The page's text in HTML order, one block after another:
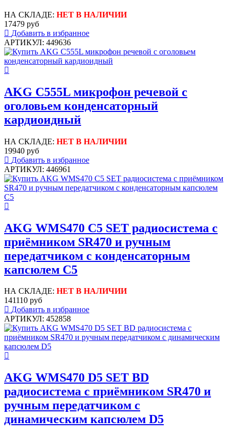
НА СКЛАДЕ: НЕТ В НАЛИЧИИ
17479 руб
Добавить в избранное
АРТИКУЛ: 449636
AKG C555L микрофон речевой с
оголовьем конденсаторный
кардиоидный
НА СКЛАДЕ: НЕТ В НАЛИЧИИ
19940 руб
Добавить в избранное
АРТИКУЛ: 446961
AKG WMS470 C5 SET радиосистема с
приёмником SR470 и ручным
передатчиком с конденсаторным
капсюлем C5
НА СКЛАДЕ: НЕТ В НАЛИЧИИ
141110 руб
Добавить в избранное
АРТИКУЛ: 452858
AKG WMS470 D5 SET BD
радиосистема с приёмником SR470 и
ручным передатчиком с
динамическим капсюлем D5